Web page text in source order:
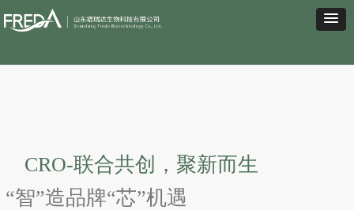
CRO-联合共创，聚新而生
“智”造品牌“芯”机遇